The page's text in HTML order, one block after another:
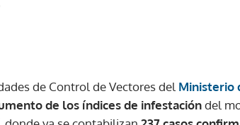
de Control de Vectores del Ministerio
de los índices de infestacióndel